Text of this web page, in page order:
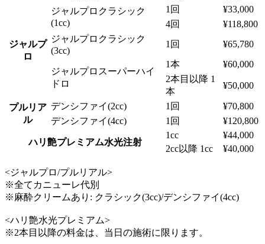
ジャルプ
ロ
ジャルプロクラシック
(1cc)
1回
¥33,000
4回
¥118,800
ジャルプロクラシック
(3cc)
1回 ¥65,780
ジャルプロスーパーハイ
ドロ
1本
¥60,000
2本目以降 1
本
¥50,000
プルリア
ル
デンシファイ(2cc) 1回
¥70,800
デンシファイ(4cc)
1回 ¥120,800
ハリ艶プレミアム水光注射
1cc
¥44,000
2cc以降 1cc
¥40,000
<ジャルプロ/プルリアル>
※全てカニューレ代別
※麻酔クリームあり: クラシック(3cc)/デンシファイ(4cc)
<ハリ艶水光プレミアム>
※2本目以降の料金は、当日の施術に限ります。